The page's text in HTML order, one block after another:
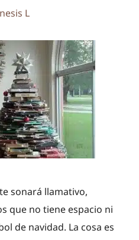
L
sonará llamativo,
que no tiene espacio ni
de navidad. La cosa es